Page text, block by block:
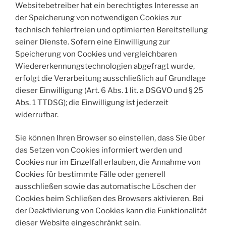
Websitebetreiber hat ein berechtigtes Interesse an
der Speicherung von notwendigen Cookies zur
technisch fehlerfreien und optimierten Bereitstellung
seiner Dienste. Sofern eine Einwilligung zur
Speicherung von Cookies und vergleichbaren
Wiedererkennungstechnologien abgefragt wurde,
erfolgt die Verarbeitung ausschließlich auf Grundlage
dieser Einwilligung (Art. 6 Abs. 1 lit. a DSGVO und § 25
Abs. 1 TTDSG); die Einwilligung ist jederzeit
widerrufbar.
Sie können Ihren Browser so einstellen, dass Sie über
das Setzen von Cookies informiert werden und
Cookies nur im Einzelfall erlauben, die Annahme von
Cookies für bestimmte Fälle oder generell
ausschließen sowie das automatische Löschen der
Cookies beim Schließen des Browsers aktivieren. Bei
der Deaktivierung von Cookies kann die Funktionalität
dieser Website eingeschränkt sein.